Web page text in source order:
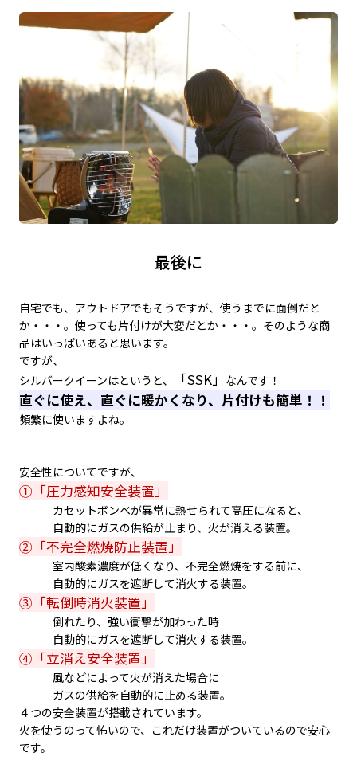
最後に
自宅でも、アウトドアでもそうですが、使うまでに面倒だと
か・・・。使っても片付けが大変だとか・・・。そのような商
品はいっぱいあると思います。
ですが、
シルバークイーンはというと、
「SSK」 なんです！
直ぐに使え、直ぐに暖かくなり、片付けも簡単！！
頻繁に使いますよね。
安全性についてですが、
①「圧力感知安全装置」
カセットボンベが異常に熱せられて高圧になると、
自動的にガスの供給が止まり、火が消える装置。
②「不完全燃焼防止装置」
室内酸素濃度が低くなり、不完全燃焼をする前に、
自動的にガスを遮断して消火する装置。
③「転倒時消火装置」
倒れたり、強い衝撃が加わった時
自動的にガスを遮断して消火する装置。
④「立消え安全装置」
風などによって火が消えた場合に
ガスの供給を自動的に止める装置。
４つの安全装置が搭載されています。
火を使うのって怖いので、これだけ装置がついているので安心
です。